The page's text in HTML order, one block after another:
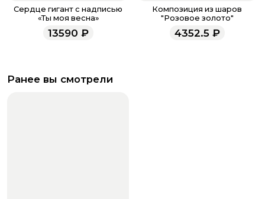
Сердце гигант с надписью
«Ты моя весна»
13590 ₽
Композиция из шаров
"Розовое золото"
4352.5₽
Ранее вы смотрели